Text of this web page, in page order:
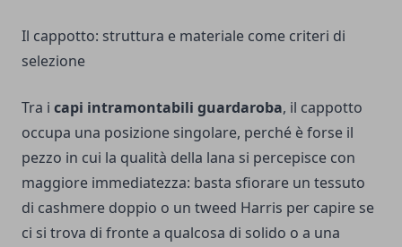
Il cappotto: struttura e materiale come criteri di
selezione
Tra i capi intramontabili guardaroba, il cappotto
occupa una posizione singolare, perché è forse il
pezzo in cui la qualità della lana si percepisce con
maggiore immediatezza: basta sfiorare un tessuto
di cashmere doppio o un tweed Harris per capire se
ci si trova di fronte a qualcosa di solido o a una